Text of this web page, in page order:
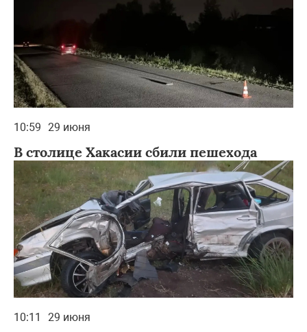
10:59 29 июня
В столице Хакасии сбили пешехода
10:11 29 июня